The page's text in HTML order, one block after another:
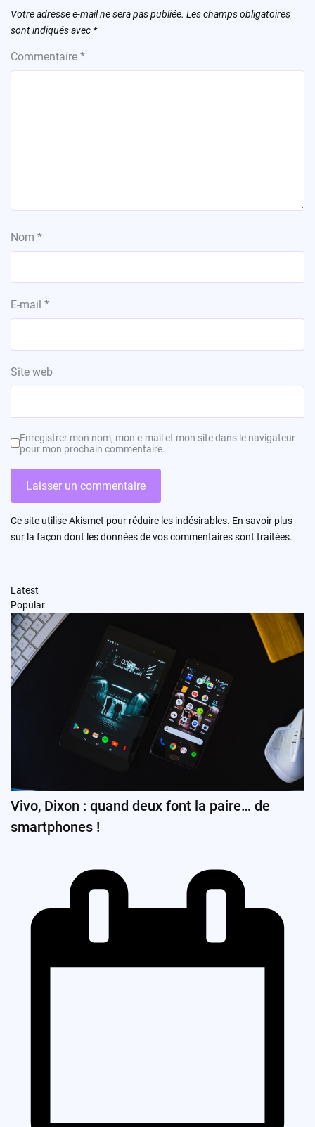
Votre adresse e-mail ne sera pas publiée. Les champs obligatoires
sont indiqués avec *
Commentaire *
Nom *
E-mail *
Site web
Enregistrer mon nom, mon e-mail et mon site dans le navigateur
pour mon prochain commentaire.
Ce site utilise Akismet pour réduire les indésirables. En savoir plus
sur la façon dont les données de vos commentaires sont traitées.
Latest
Popular
Vivo, Dixon : quand deux font la paire… de
smartphones !